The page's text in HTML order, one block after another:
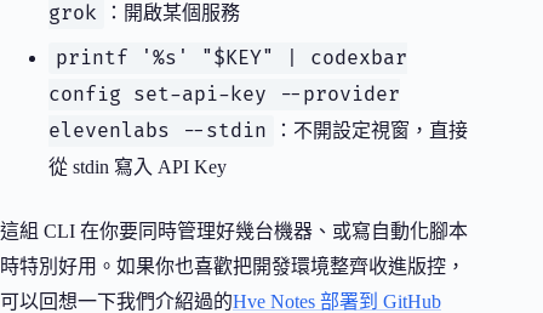
grok
：開啟某個服務
printf '%s' "$KEY" | codexbar
config set-api-key --provider
elevenlabs --stdin
：不開設定視窗，直接
從 stdin 寫入 API Key
這組 CLI 在你要同時管理好幾台機器、或寫自動化腳本
時特別好用。如果你也喜歡把開發環境整齊收進版控，
可以回想一下我們介紹過的Hve Notes 部署到 GitHub